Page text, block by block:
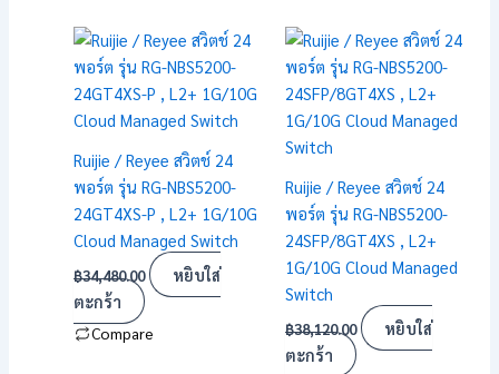
Ruijie / Reyee สวิตช์ 24
พอร์ต รุ่น RG-NBS5200-
24GT4XS-P , L2+ 1G/10G
Cloud Managed Switch
฿34,480.00
หยิบใส่
ตะกร้า
Compare
Ruijie / Reyee สวิตช์ 24
พอร์ต รุ่น RG-NBS5200-
24SFP/8GT4XS , L2+
1G/10G Cloud Managed
Switch
฿38,120.00
หยิบใส่
ตะกร้า